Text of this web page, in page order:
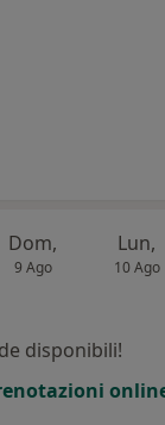
Dom,
9 Ago
Lun,
10 Ago
disponibili!